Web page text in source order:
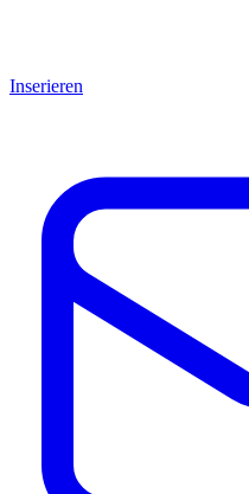
Inserieren